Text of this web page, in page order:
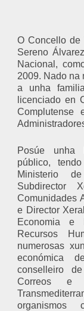
O Concello de
Sereno
Nacional,
2009. Nado na
a unha
licenciado en
Complutense
Posúe unha
público,
Ministerio
Subdirector
Comunidades
e Director
Economia e
Recursos
numerosas
económica
conselleiro
Correos e